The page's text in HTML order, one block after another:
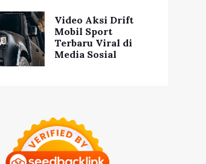
Tren Model Tas
Terbaru 2021, Paduan
Warna Langka
Video Aksi Drift
Mobil Sport
Terbaru Viral di
Media Sosial